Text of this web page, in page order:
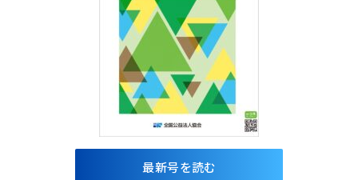
最新号を読む